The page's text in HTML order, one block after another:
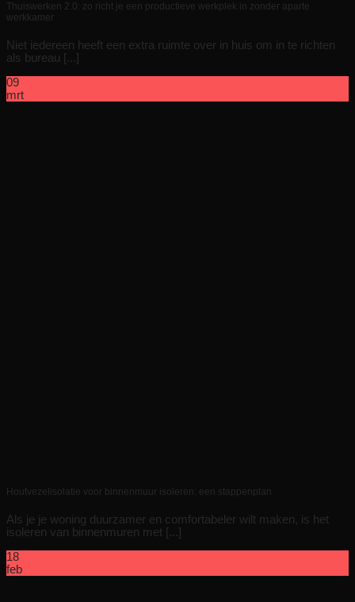
Thuiswerken 2.0: zo richt je een productieve werkplek in zonder aparte
werkkamer
Niet iedereen heeft een extra ruimte over in huis om in te richten
als bureau [...]
09
mrt
Houtvezelisolatie voor binnenmuur isoleren: een stappenplan
Als je je woning duurzamer en comfortabeler wilt maken, is het
isoleren van binnenmuren met [...]
18
feb